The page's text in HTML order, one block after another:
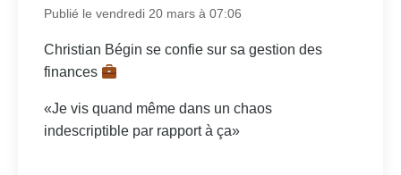
Publié le vendredi 20 mars à 07:06
Christian Bégin se confie sur sa gestion des
finances
«Je vis quand même dans un chaos
indescriptible par rapport à ça»